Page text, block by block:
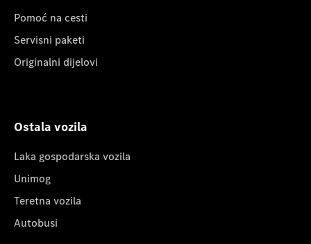
Pomoć na cesti
Servisni paketi
Originalni dijelovi
Ostala vozila
Laka gospodarska vozila
Unimog
Teretna vozila
Autobusi